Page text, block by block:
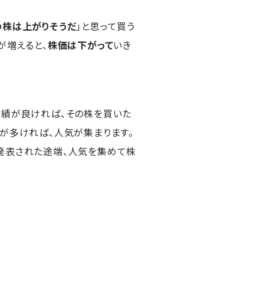
株は上がりそうだ」と思って買う
増えると、株価は下がっていき
績が良ければ、その株を買いた
が多ければ、人気が集まります。
表された途端、人気を集めて株